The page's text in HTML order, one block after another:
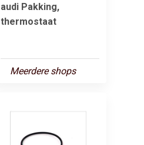
audi Pakking,
thermostaat
Meerdere shops